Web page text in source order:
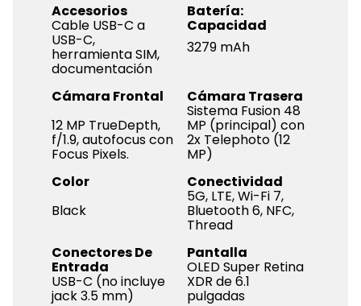
Accesorios
Cable USB-C a
USB-C,
herramienta SIM,
documentación
Batería:
Capacidad
3279 mAh
Cámara Frontal
12 MP TrueDepth,
f/1.9, autofocus con
Focus Pixels.
Cámara Trasera
Sistema Fusion 48
MP (principal) con
2x Telephoto (12
MP)
Color
Black
Conectividad
5G, LTE, Wi-Fi 7,
Bluetooth 6, NFC,
Thread
Conectores De
Entrada
USB-C (no incluye
jack 3.5 mm)
Pantalla
OLED Super Retina
XDR de 6.1
pulgadas